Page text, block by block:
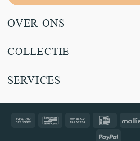
OVER ONS
COLLECTIE
SERVICES
Cash
Bancontact Bank
IDeal
PayPal